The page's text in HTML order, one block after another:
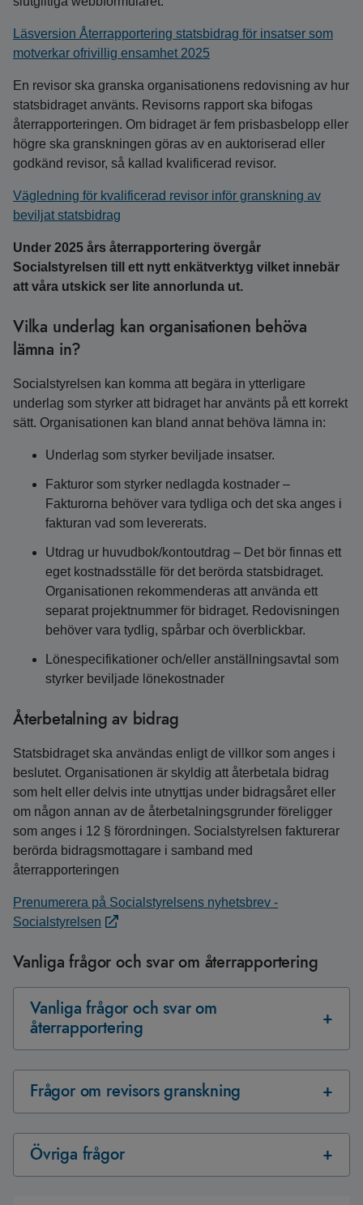
Läsversion Återrapportering statsbidrag för insatser som
motverkar ofrivillig ensamhet 2025
En revisor ska granska organisationens redovisning av hur
statsbidraget använts. Revisorns rapport ska bifogas
återrapporteringen. Om bidraget är fem prisbasbelopp eller
högre ska granskningen göras av en auktoriserad eller
godkänd revisor, så kallad kvalificerad revisor.
Vägledning för kvalificerad revisor inför granskning av
beviljat statsbidrag
Under 2025 års återrapportering övergår
Socialstyrelsen till ett nytt enkätverktyg vilket innebär
att våra utskick ser lite annorlunda ut.
Vilka underlag kan organisationen behöva
lämna in?
Socialstyrelsen kan komma att begära in ytterligare
underlag som styrker att bidraget har använts på ett korrekt
sätt. Organisationen kan bland annat behöva lämna in:
Underlag som styrker beviljade insatser.
Fakturor som styrker nedlagda kostnader –
Fakturorna behöver vara tydliga och det ska anges i
fakturan vad som levererats.
Utdrag ur huvudbok/kontoutdrag – Det bör finnas ett
eget kostnadsställe för det berörda statsbidraget.
Organisationen rekommenderas att använda ett
separat projektnummer för bidraget. Redovisningen
behöver vara tydlig, spårbar och överblickbar.
Lönespecifikationer och/eller anställningsavtal som
styrker beviljade lönekostnader
Återbetalning av bidrag
Statsbidraget ska användas enligt de villkor som anges i
beslutet. Organisationen är skyldig att återbetala bidrag
som helt eller delvis inte utnyttjas under bidragsåret eller
om någon annan av de återbetalningsgrunder föreligger
som anges i 12 § förordningen. Socialstyrelsen fakturerar
berörda bidragsmottagare i samband med
återrapporteringen
Prenumerera på Socialstyrelsens nyhetsbrev -
Socialstyrelsen
Vanliga frågor och svar om återrapportering
Vanliga frågor och svar om
återrapportering
Frågor om revisors granskning
Övriga frågor